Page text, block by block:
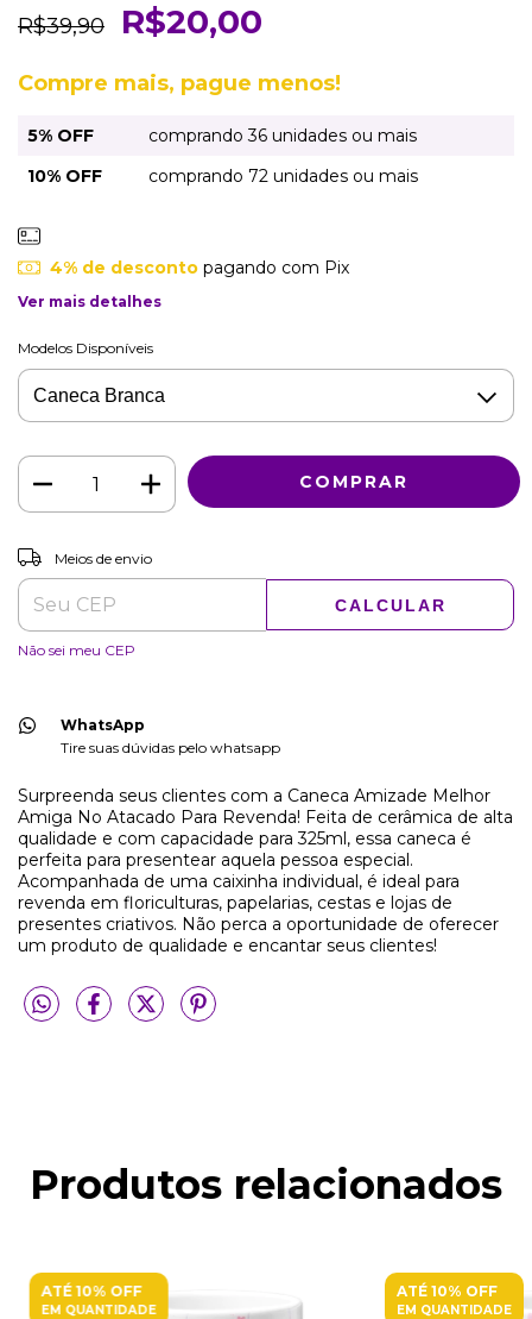
R$39,90 R$20,00
Compre mais, pague menos!
5% OFF
comprando 36 unidades ou mais
10% OFF
comprando 72 unidades ou mais
4% de descontopagando com Pix
Ver mais detalhes
Modelos Disponíveis
Entregas para o CEP:
Meios de envio
CALCULAR
Não sei meu CEP
WhatsApp
Tire suas dúvidas pelo whatsapp
Surpreenda seus clientes com a Caneca Amizade Melhor
Amiga No Atacado Para Revenda! Feita de cerâmica de alta
qualidade e com capacidade para 325ml, essa caneca é
perfeita para presentear aquela pessoa especial.
Acompanhada de uma caixinha individual, é ideal para
revenda em floriculturas, papelarias, cestas e lojas de
presentes criativos. Não perca a oportunidade de oferecer
um produto de qualidade e encantar seus clientes!
Produtos relacionados
ATÉ 10% OFF
EM QUANTIDADE
ATÉ 10% OFF
EM QUANTIDADE